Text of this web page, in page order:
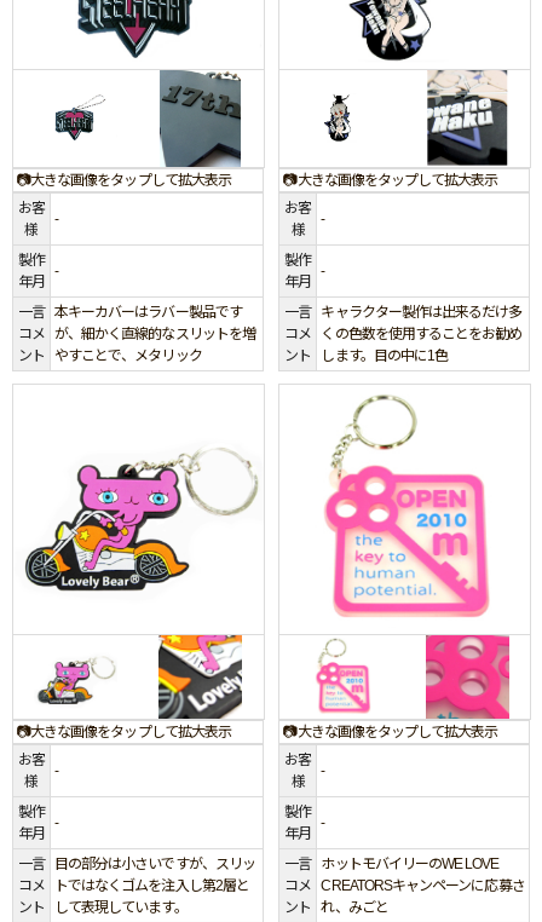
📷大きな画像をタップして拡大表示
お客
様
-
製作
年月
-
一言
コメ
ント
本キーカバーはラバー製品です
が、細かく直線的なスリットを増
やすことで、メタリック
📷大きな画像をタップして拡大表示
お客
様
-
製作
年月
-
一言
コメ
ント
キャラクター製作は出来るだけ多
くの色数を使用することをお勧め
します。目の中に1色
📷大きな画像をタップして拡大表示
お客
様
-
製作
年月
-
一言
コメ
ント
目の部分は小さいですが、スリッ
トではなくゴムを注入し第2層と
して表現しています。
📷大きな画像をタップして拡大表示
お客
様
-
製作
年月
-
一言
コメ
ント
ホットモバイリーのWE LOVE
CREATORSキャンペーンに応募さ
れ、みごと